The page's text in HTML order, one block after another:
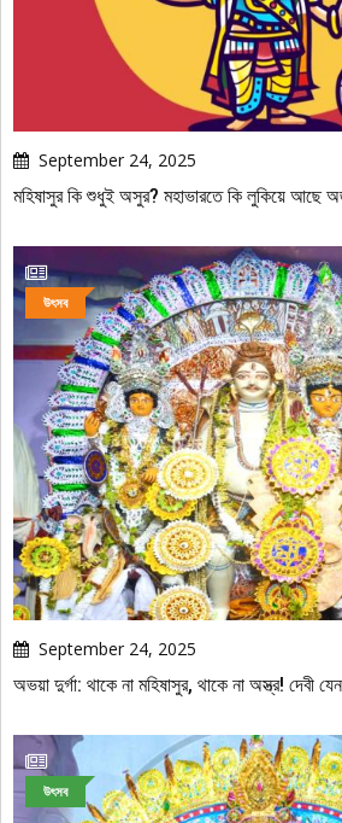
September 24, 2025
মহিষাসুর কি শুধুই অসুর? মহাভারতে কি লুকিয়ে আছে
উৎসব
September 24, 2025
অভয়া দুর্গা: থাকে না মহিষাসুর, থাকে না অস্ত্র! দেবী
উৎসব